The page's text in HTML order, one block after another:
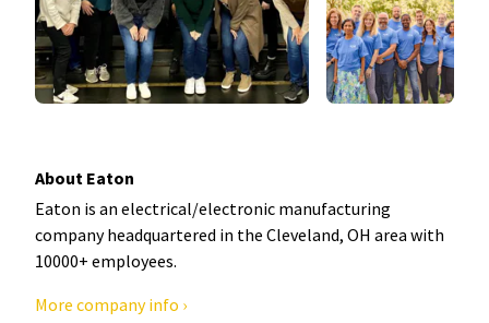
About Eaton
Eaton is an electrical/electronic manufacturing
company headquartered in the Cleveland, OH area with
10000+ employees.
More company info ›